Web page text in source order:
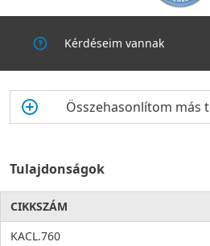
Kérdéseim vannak
Összehasonlítom más
Tulajdonságok
CIKKSZÁM
KACL.760